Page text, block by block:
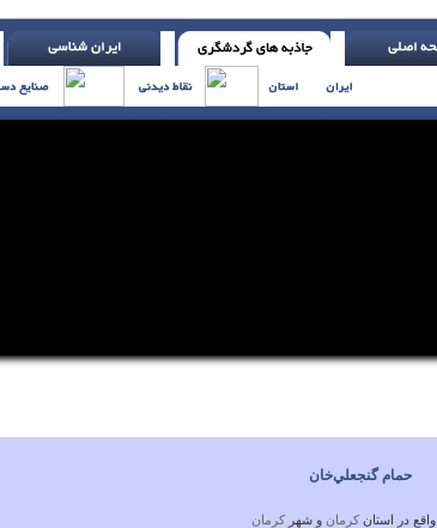
حمام‌ گنجعلي‌خان‌
واقع در استانكرمان و شهركرمان